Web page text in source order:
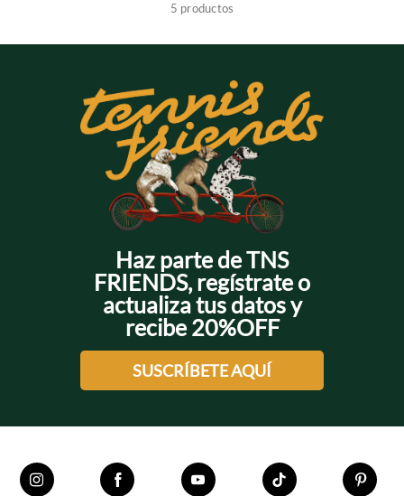
+
+
5 productos
Haz parte de TNS
FRIENDS, regístrate o
actualiza tus datos y
recibe 20%OFF
SUSCRÍBETE AQUÍ